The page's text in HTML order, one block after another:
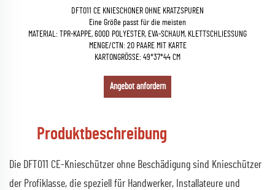
DFT011 CE KNIESCHONER OHNE KRATZSPUREN
Eine Größe passt für die meisten
MATERIAL: TPR-KAPPE, 600D POLYESTER, EVA-SCHAUM, KLETTSCHLIESSUNG
MENGE/CTN: 20 PAARE MIT KARTE
KARTONGRÖSSE: 49*37*44 CM
Angebot anfordern
Produktbeschreibung
Die DFT011 CE-Knieschützer ohne Beschädigung sind Knieschützer
der Profiklasse, die speziell für Handwerker, Installateure und